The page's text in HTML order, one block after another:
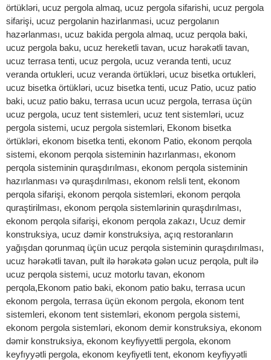
örtükləri, ucuz pergola almaq, ucuz pergola sifarishi, ucuz pergola
sifarişi, ucuz pergolanin hazirlanmasi, ucuz pergolanın
hazərlanması, ucuz bakida pergola almaq, ucuz perqola baki,
ucuz pergola baku, ucuz hereketli tavan, ucuz hərəkətli tavan,
ucuz terrasa tenti, ucuz pergola, ucuz veranda tenti, ucuz
veranda ortukleri, ucuz veranda örtükləri, ucuz bisetka ortukleri,
ucuz bisetka örtükləri, ucuz bisetka tenti, ucuz Patio, ucuz patio
baki, ucuz patio baku, terrasa ucun ucuz pergola, terrasa üçün
ucuz pergola, ucuz tent sistemleri, ucuz tent sistemləri, ucuz
pergola sistemi, ucuz pergola sistemləri, Ekonom bisetka
örtükləri, ekonom bisetka tenti, ekonom Patio, ekonom perqola
sistemi, ekonom perqola sisteminin hazırlanması, ekonom
perqola sisteminin quraşdırılması, ekonom perqola sisteminin
hazırlanması və quraşdırılması, ekonom relsli tent, ekonom
perqola sifarişi, ekonom perqola sistemləri, ekonom perqola
quraştirilması, ekonom perqola sistemlərinin quraşdırılması,
ekonom perqola sifarişi, ekonom perqola zakazı, Ucuz demir
konstruksiya, ucuz dəmir konstruksiya, açıq restoranların
yağışdan qorunmaq üçün ucuz perqola sisteminin quraşdırılması,
ucuz hərəkətli tavan, pult ilə hərəkətə gələn ucuz perqola, pult ilə
ucuz perqola sistemi, ucuz motorlu tavan, ekonom
perqola,Ekonom patio baki, ekonom patio baku, terrasa ucun
ekonom pergola, terrasa üçün ekonom pergola, ekonom tent
sistemleri, ekonom tent sistemləri, ekonom pergola sistemi,
ekonom pergola sistemləri, ekonom demir konstruksiya, ekonom
dəmir konstruksiya, ekonom keyfiyyettli pergola, ekonom
keyfıyyətli pergola, ekonom keyfiyetli tent, ekonom keyfiyyətli